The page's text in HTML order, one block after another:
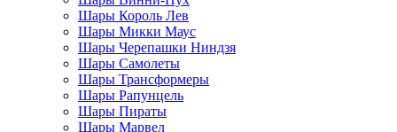
Шары Король Лев
Шары Микки Маус
Шары Черепашки Ниндзя
Шары Самолеты
Шары Трансформеры
Шары Рапунцель
Шары Пираты
Шары Марвел